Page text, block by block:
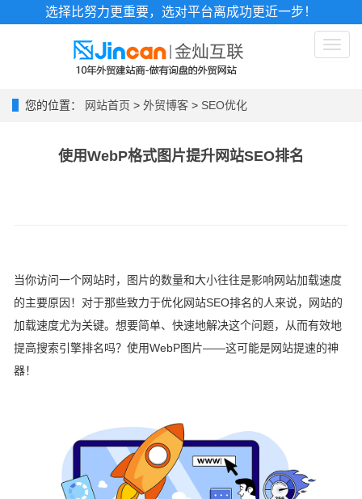
选择比努力更重要，选对平台离成功更近一步！
Toggle
您的位置： 网站首页 > 外贸博客 > SEO优化
使用WebP格式图片提升网站SEO排名
当你访问一个网站时，图片的数量和大小往往是影响网站加载速度
的主要原因！对于那些致力于优化网站SEO排名的人来说，网站的
加载速度尤为关键。想要简单、快速地解决这个问题，从而有效地
提高搜索引擎排名吗？使用WebP图片——这可能是网站提速的神
器！